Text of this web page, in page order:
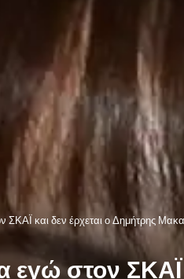
και δεν έρχεται ο Δημήτρης
στον ΣΚΑΪ